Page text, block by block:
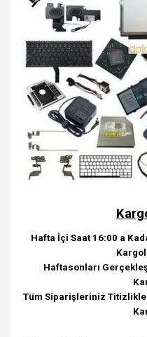
Hafta İçi Saat 16:00 a
Haftasonları
Tüm Siparişleriniz Titizlikle